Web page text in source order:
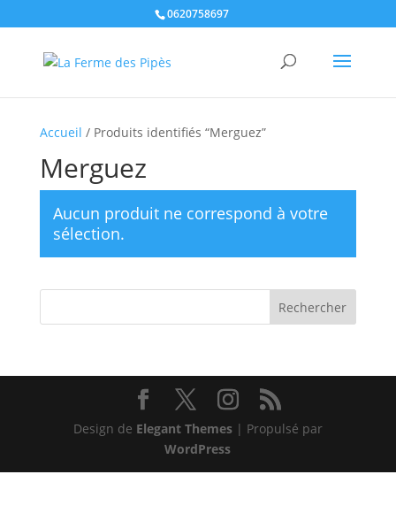
0620758697
Accueil / Produits identifiés “Merguez”
Merguez
Aucun produit ne correspond à votre
sélection.
Design de Elegant Themes| Propulsé par
WordPress